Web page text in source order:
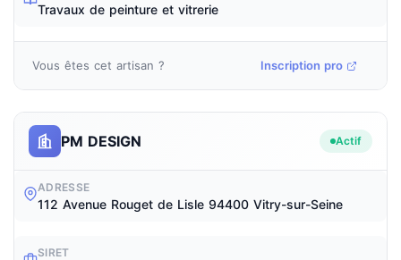
Travaux de peinture et vitrerie
Vous êtes cet artisan ? Inscription pro
PM DESIGN Actif
ADRESSE
112 Avenue Rouget de Lisle 94400 Vitry-sur-Seine
SIRET